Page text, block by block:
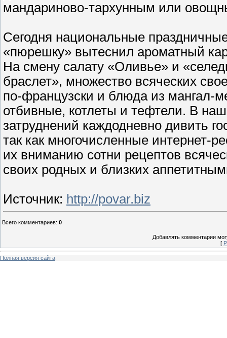
мандариново-тархунным или
Сегодня национальные
«пюрешку» вытеснил ароматный
На смену салату «Оливье» и
браслет», множество всяческих
по-французски и блюда из мангал-
отбивные, котлеты и тефтели. В
затруднений каждодневно дивить
так как многочисленные интернет-
их вниманию сотни рецептов
своих родных и близких
Источник: http://povar.biz
Всего комментариев: 0
Добавлять комментарии
[
Полная версия сайта